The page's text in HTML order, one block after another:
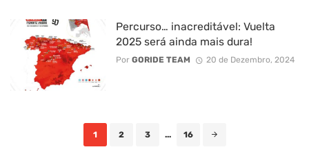
Percurso… inacreditável: Vuelta
2025 será ainda mais dura!
Por GORIDE TEAM 20 de Dezembro, 2024
1 2 3 ... 16